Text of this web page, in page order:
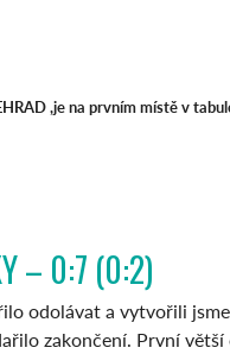
,je na prvním místě v
– 0:7 (0:2)
odolávat a vytvořili
zakončení. První